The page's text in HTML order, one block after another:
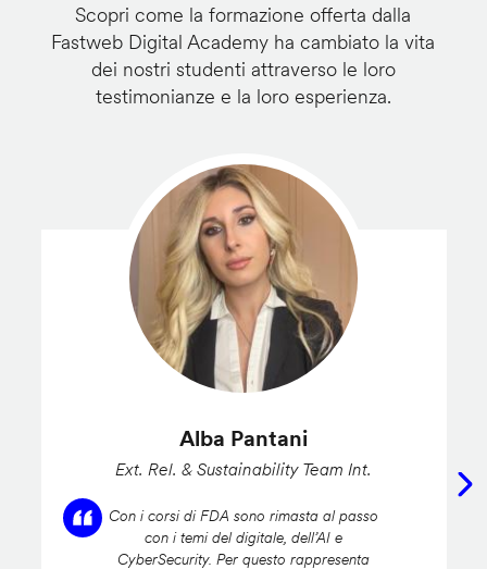
Scopri come la formazione offerta dalla
Fastweb Digital Academy ha cambiato la vita
dei nostri studenti attraverso le loro
testimonianze e la loro esperienza.
Alba Pantani
Ext. Rel. & Sustainability Team Int.
Con i corsi di FDA sono rimasta al passo
con i temi del digitale, dell’AI e
CyberSecurity. Per questo rappresenta